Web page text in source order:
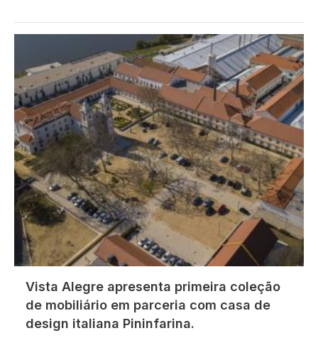
Vista Alegre apresenta primeira coleção
de mobiliário em parceria com casa de
design italiana Pininfarina.